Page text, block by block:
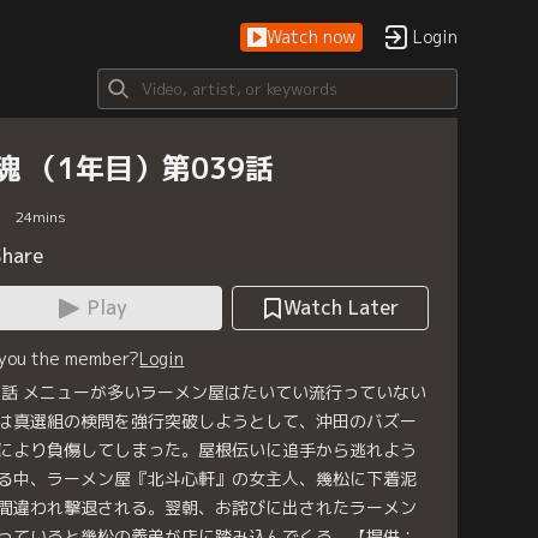
Watch now Login
（1年目）第039話
24mins
Play
Watch Later
the member?Login
メニューが多いラーメン屋はたいてい流行っていない
真選組の検問を強行突破しようとして、沖田のバズー
より負傷してしまった。屋根伝いに追手から逃れよう
中、ラーメン屋『北斗心軒』の女主人、幾松に下着泥
違われ撃退される。翌朝、お詫びに出されたラーメン